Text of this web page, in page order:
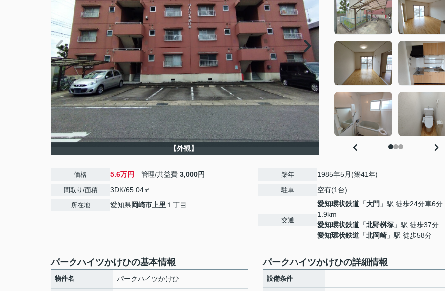
【外観】
価格 5.6万円 管理/共益費 3,000円
間取り/面積 3DK/65.04㎡
所在地 愛知県岡崎市 上里 １丁目
築年 1985年5月(築41年)
駐車 空有(1台)
交通
愛知環状鉄道 「大門 」駅 徒歩24分車6分
1.9km
愛知環状鉄道 「北野桝塚 」駅 徒歩37分
愛知環状鉄道 「北岡崎 」駅 徒歩58分
パークハイツかけひの基本情報
物件名 パークハイツかけひ
パークハイツかけひの詳細情報
設備条件